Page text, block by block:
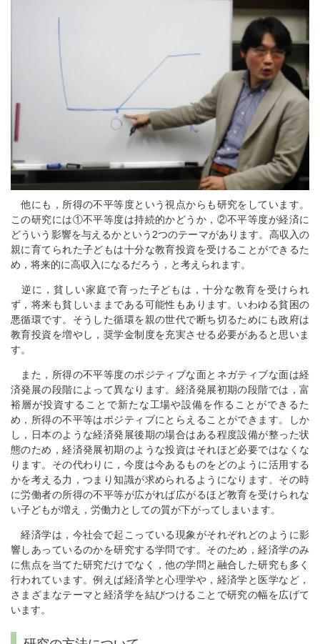
他にも，所得の不平等度という視点からも研究をしています。
この研究には①不平等度は持続的かどうか，②不平等度が経済に
どういう影響を与えるかという2つのテーマがあります。高収入の
親に育てられた子どもは十分な教育投資を受けることができるた
め，将来的に高収入になるだろう，と考えられます。
逆に，貧しい家庭で育った子どもは，十分な教育を受けられ
ず，将来も貧しいままである可能性もあります。いわゆる貧困の
悪循環です。そうした循環を親の世代で断ち切るためにも政府は
教育投資を増やし，奨学金制度を充実させる必要があると思いま
す。
また，所得の不平等度のポジティブな面とネガティブな面は経
済発展の段階によって異なります。経済発展初期の段階では，富
裕層が投資することで新たな工場や設備を作ることができるた
め，所得の不平等はポジティブにとらえることができます。しか
し，日本のような経済発展後期の場合はある程度設備が整った状
態のため，経済発展初期のような投資はそれほど必要ではなくな
ります。その代わりに，今度は今あるものをどのように活用する
かを考える力，つまり知識が求められるようになります。その時
に労働者の所得の不平等が広がれば広がるほど教育を受けられな
い子どもが増え，労働力としての質が下がってしまいます。
経済学は，今社会で起こっている現象がそれぞれどのように影
響しあっているのかを研究する学問です。そのため，経済学のみ
に焦点を当てた研究だけでなく，他の学問と融合した研究も多く
行われています。例えば経済学と心理学や，経済学と医学など，
さまざまなテーマと経済学を結びつけることで研究の幅を広げて
います。